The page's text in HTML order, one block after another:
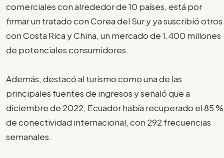
comerciales con alrededor de 10 países, está por
firmar un tratado con Corea del Sur y ya suscribió otros
con Costa Rica y China, un mercado de 1.400 millones
de potenciales consumidores.
Además, destacó al turismo como una de las
principales fuentes de ingresos y señaló que a
diciembre de 2022, Ecuador había recuperado el 85 %
de conectividad internacional, con 292 frecuencias
semanales.